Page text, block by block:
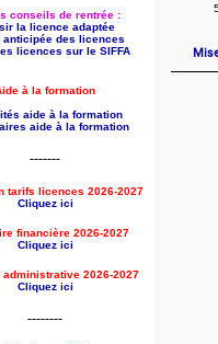
conseils de rentrée :
la licence adaptée
anticipée des licences
licences sur le SIFFA
à la formation
aide à la formation
aide à la formation
-------
tarifs licences 2026-2027
Cliquez ici
financière 2026-2027
Cliquez ici
administrative 2026-2027
Cliquez ici
--------